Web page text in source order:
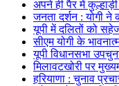
अपने ही पैर में
जनता दर्शन : योगी
यूपी में दलितों को
सीएम योगी के
यूपी विधानसभा
मिलावटखोरी पर
हरियाणा : चुनाव